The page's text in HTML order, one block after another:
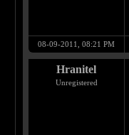
08-09-2011, 08:21 PM
Hranitel
Unregistered